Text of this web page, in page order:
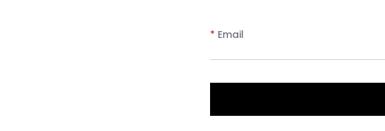
* Email